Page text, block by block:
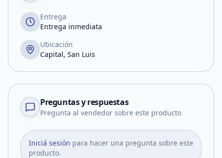
Entrega
Entrega inmediata
Ubicación
Capital, San Luis
Preguntas y respuestas
Pregunta al vendedor sobre este producto
Iniciá sesión para hacer una pregunta sobre este
producto.